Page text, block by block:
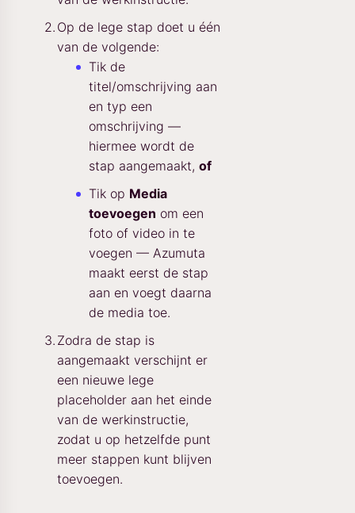
Op de lege stap doet u één
van de volgende:
Tik de
titel/omschrijving aan
en typ een
omschrijving —
hiermee wordt de
stap aangemaakt, of
Tik op Media
toevoegen om een
foto of video in te
voegen — Azumuta
maakt eerst de stap
aan en voegt daarna
de media toe.
Zodra de stap is
aangemaakt verschijnt er
een nieuwe lege
placeholder aan het einde
van de werkinstructie,
zodat u op hetzelfde punt
meer stappen kunt blijven
toevoegen.